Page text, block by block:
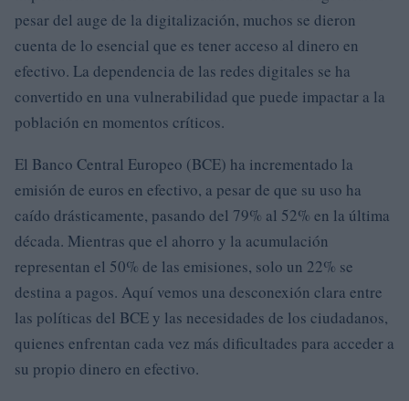
pesar del auge de la digitalización, muchos se dieron
cuenta de lo esencial que es tener acceso al dinero en
efectivo. La dependencia de las redes digitales se ha
convertido en una vulnerabilidad que puede impactar a la
población en momentos críticos.
El Banco Central Europeo (BCE) ha incrementado la
emisión de euros en efectivo, a pesar de que su uso ha
caído drásticamente, pasando del 79% al 52% en la última
década. Mientras que el ahorro y la acumulación
representan el 50% de las emisiones, solo un 22% se
destina a pagos. Aquí vemos una desconexión clara entre
las políticas del BCE y las necesidades de los ciudadanos,
quienes enfrentan cada vez más dificultades para acceder a
su propio dinero en efectivo.